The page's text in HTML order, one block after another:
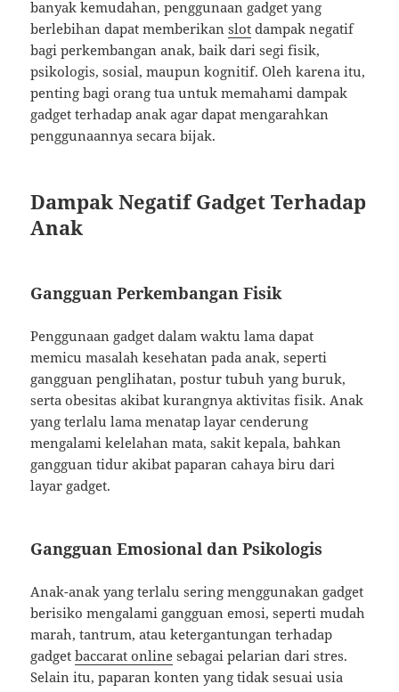
banyak kemudahan, penggunaan gadget yang
berlebihan dapat memberikanslot dampak negatif
bagi perkembangan anak, baik dari segi fisik,
psikologis, sosial, maupun kognitif. Oleh karena itu,
penting bagi orang tua untuk memahami dampak
gadget terhadap anak agar dapat mengarahkan
penggunaannya secara bijak.
Dampak Negatif Gadget Terhadap
Anak
Gangguan Perkembangan Fisik
Penggunaan gadget dalam waktu lama dapat
memicu masalah kesehatan pada anak, seperti
gangguan penglihatan, postur tubuh yang buruk,
serta obesitas akibat kurangnya aktivitas fisik. Anak
yang terlalu lama menatap layar cenderung
mengalami kelelahan mata, sakit kepala, bahkan
gangguan tidur akibat paparan cahaya biru dari
layar gadget.
Gangguan Emosional dan Psikologis
Anak-anak yang terlalu sering menggunakan gadget
berisiko mengalami gangguan emosi, seperti mudah
marah, tantrum, atau ketergantungan terhadap
gadgetbaccarat online sebagai pelarian dari stres.
Selain itu, paparan konten yang tidak sesuai usia